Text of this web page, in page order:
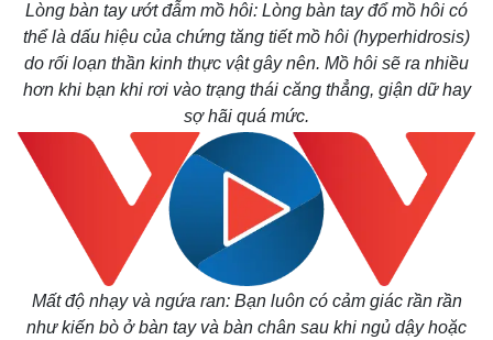
Lòng bàn tay ướt đẫm mồ hôi: Lòng bàn tay đổ mồ hôi có
thể là dấu hiệu của chứng tăng tiết mồ hôi (hyperhidrosis)
do rối loạn thần kinh thực vật gây nên. Mồ hôi sẽ ra nhiều
hơn khi bạn khi rơi vào trạng thái căng thẳng, giận dữ hay
sợ hãi quá mức.
Mất độ nhạy và ngứa ran: Bạn luôn có cảm giác rần rần
như kiến bò ở bàn tay và bàn chân sau khi ngủ dậy hoặc